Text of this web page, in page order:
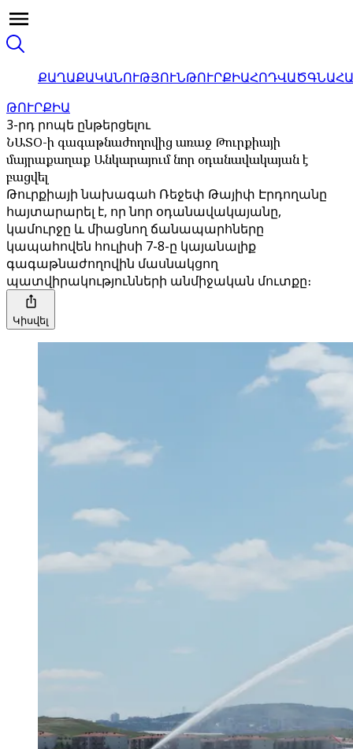
ՔԱՂԱՔԱԿԱՆՈՒԹՅՈՒՆԹՈՒՐՔԻԱՀՈԴՎԱԾ
ԹՈՒՐՔԻԱ
3-րդ րոպե ընթերցելու
ՆԱՏՕ-ի գագաթնաժողովից առաջ Թուրքիայի
մայրաքաղաք Անկարայում նոր օդանավակայան է
բացվել
Թուրքիայի նախագահ Ռեջեփ Թայիփ Էրդողանը
հայտարարել է, որ նոր օդանավակայանը,
կամուրջը և միացնող ճանապարհները
կապահովեն հուլիսի 7-8-ը կայանալիք
գագաթնաժողովին մասնակցող
պատվիրակությունների անմիջական մուտքը։
Կիսվել